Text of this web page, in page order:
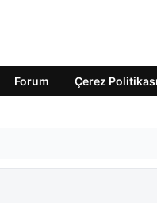
Forum Çerez Politikası